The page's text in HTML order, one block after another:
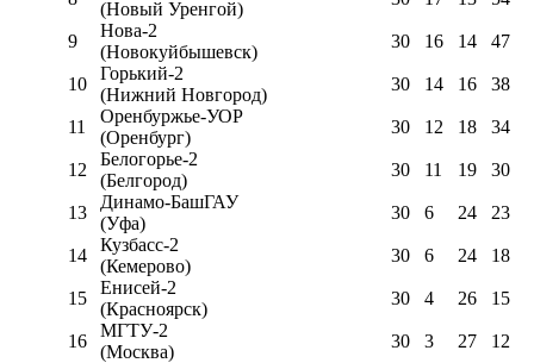
(Новый Уренгой)
9
Нова-2
(Новокуйбышевск)
30 16 14 47
10
Горький-2
(Нижний Новгород)
30 14 16 38
11
Оренбуржье-УОР
(Оренбург)
30 12 18 34
12
Белогорье-2
(Белгород)
30 11 19 30
13
Динамо-БашГАУ
(Уфа)
30 6 24 23
14
Кузбасс-2
(Кемерово)
30 6 24 18
15
Енисей-2
(Красноярск)
30 4 26 15
16
МГТУ-2
(Москва)
30 3 27 12